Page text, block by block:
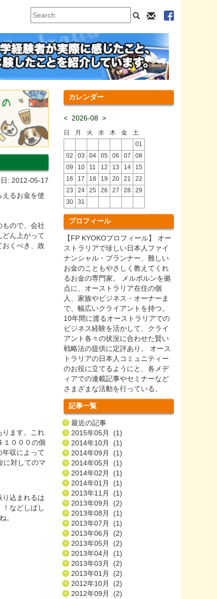
: 2012-05-17
るお金を使
もので、会社
ん上がって
くべき、政
ります。これ
１０００の個
年収によって
に対してのマ
り込まれるは
などしばし
。
カレンダー
< 2026-08 >
日 月 火 水 木 金
土
01
02
03 04 05 06 07
08
09
10 11 12 13 14
15
16
17 18 19 20 21
22
23
24 25 26 27 28
29
30
31
プロフィール
【FP KYOKOプロフィール】 オー
ストラリアで珍しい日本人ファイ
ナンシャル・プランナー、難しい
お金のこともやさしく教えてくれ
るお金の専門家。 メルボルンを拠
点に、オーストラリア在住の個
人、家族やビジネス・オーナーま
で、幅広いクライアントを持つ。
10年間に渡るオーストラリアでの
ビジネス経験を活かして、クライ
アント各々の状況に合わせた賢い
戦略法の提供に定評あり。 オース
トラリアの日本人コミュニティー
のお役に立てるようにと、各メデ
ィアでの連載記事やセミナーなど
さまざまな活動を行っている。
記事一覧
最近の記事
2015年05月 (1)
2014年10月 (1)
2014年09月 (1)
2014年05月 (1)
2014年02月 (1)
2014年01月 (1)
2013年11月 (1)
2013年09月 (2)
2013年08月 (1)
2013年07月 (1)
2013年06月 (2)
2013年05月 (2)
2013年04月 (1)
2013年03月 (2)
2013年01月 (2)
2012年10月 (2)
2012年09月 (2)